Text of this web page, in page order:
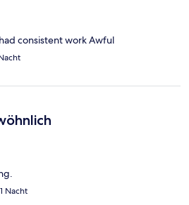
consistent work Awful
Nacht